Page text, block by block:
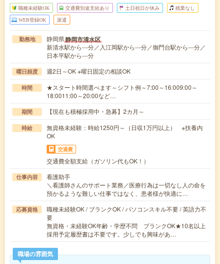
職種未経験OK 交通費別途支給あり 土日祝日が休み 残業なし
WEB登録OK 派遣
勤務地 静岡県静岡市清水区
新清水駅から---分／入江岡駅から---分／御門台駅から---分／
日本平駅から---分
曜日頻度 週2日～OK ※曜日固定の相談OK
時間
★スタート時間選べます～シフト例～7:00～16:009:00～
18:0011:00～20:00など…
期間 【現在も積極採用中・急募】2カ月～
時給
無資格未経験：時給1250円～（日収1万円以上） ※扶養内
OK
交通費
交通費全額支給（ガソリン代もOK！）
仕事内容
看護助手
＼看護師さんのサポート業務／医療行為は一切なし人の命を
預かるような難しい仕事ではなく、患者様が快適に…
応募資格
職種未経験OK / ブランクOK / パソコンスキル不要 / 英語力不
要
無資格・未経験OK年齢・学歴不問 ブランクOK★10名以上
採用予定履歴書は不要です。少しでも興味があ…
職場の雰囲気